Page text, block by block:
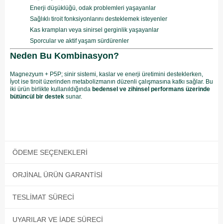
Enerji düşüklüğü, odak problemleri yaşayanlar
Sağlıklı tiroit fonksiyonlarını desteklemek isteyenler
Kas krampları veya sinirsel gerginlik yaşayanlar
Sporcular ve aktif yaşam sürdürenler
Neden Bu Kombinasyon?
Magnezyum + P5P; sinir sistemi, kaslar ve enerji üretimini desteklerken,
İyot ise tiroit üzerinden metabolizmanın düzenli çalışmasına katkı sağlar. Bu
iki ürün birlikte kullanıldığında bedensel ve zihinsel performans üzerinde
bütüncül bir destek sunar.
ÖDEME SEÇENEKLERI
ORJINAL ÜRÜN GARANTISI
TESLIMAT SÜRECI
UYARILAR VE İADE SÜRECI